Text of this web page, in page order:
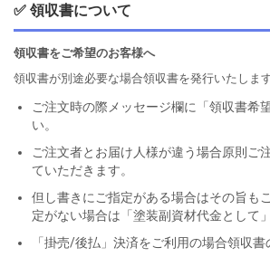
✅ 領収書について
領収書をご希望のお客様へ
領収書が別途必要な場合領収書を発行いたします
ご注文時の際メッセージ欄に「領収書希
い。
ご注文者とお届け人様が違う場合原則ご
ていただきます。
但し書きにご指定がある場合はその旨も
定がない場合は「塗装副資材代金として
「掛売/後払」決済をご利用の場合領収書